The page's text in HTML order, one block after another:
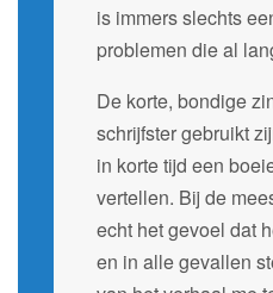
is immers slechts
problemen die al
De korte, bondige
schrijfster gebruikt
in korte tijd een
vertellen. Bij de
echt het gevoel dat
en in alle gevallen